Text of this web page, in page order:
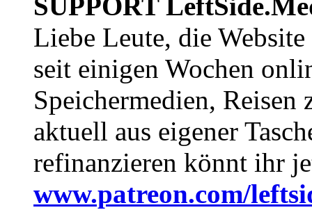
SUPPORT
Liebe Leute, die Website
seit einigen Wochen
Speichermedien, Reisen
aktuell aus eigener
refinanzieren könnt ihr
www.patreon.com/